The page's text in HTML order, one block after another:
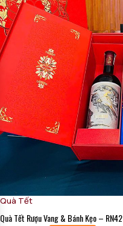
Quà Tết
Quà Tết Rượu Vang & Bánh Kẹo – RN42